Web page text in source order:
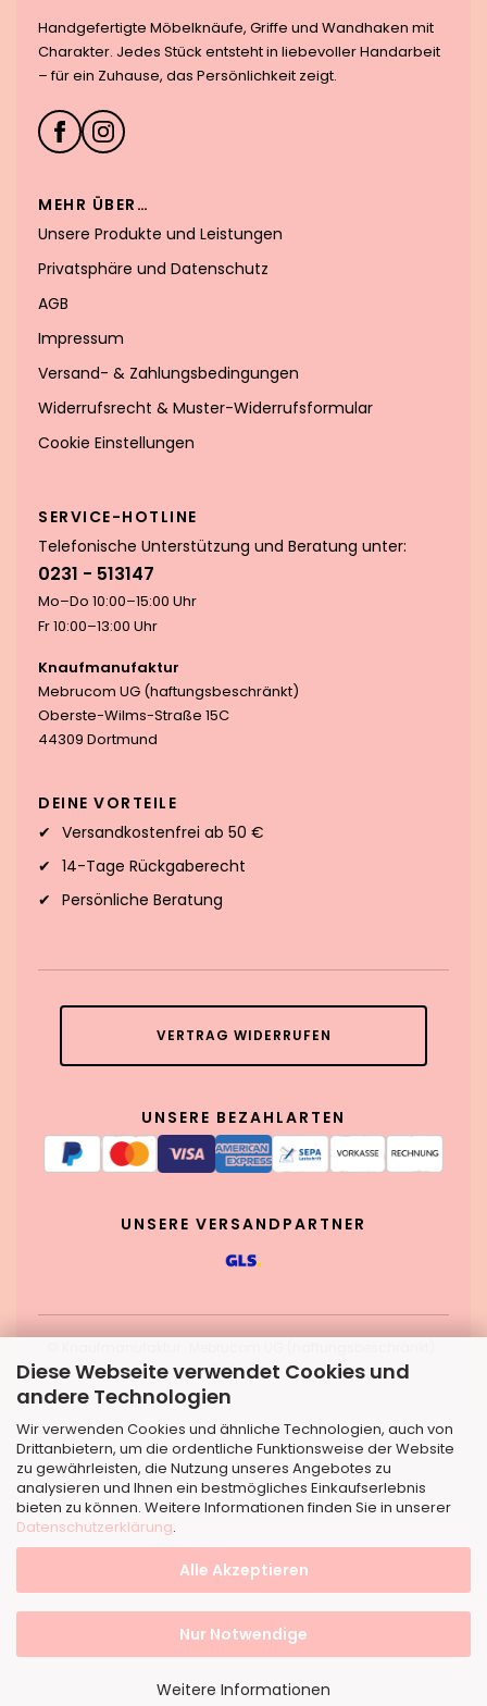
Diese Webseite verwendet Cookies und
andere Technologien
Wir verwenden Cookies und ähnliche Technologien, auch von
Drittanbietern, um die ordentliche Funktionsweise der Website
zu gewährleisten, die Nutzung unseres Angebotes zu
analysieren und Ihnen ein bestmögliches Einkaufserlebnis
bieten zu können. Weitere Informationen finden Sie in unserer
Datenschutzerklärung.
Alle Akzeptieren
Nur Notwendige
Weitere Informationen
Handgefertigte Möbelknäufe, Griffe und Wandhaken mit
Charakter. Jedes Stück entsteht in liebevoller Handarbeit
– für ein Zuhause, das Persönlichkeit zeigt.
MEHR ÜBER…
Unsere Produkte und Leistungen
Privatsphäre und Datenschutz
AGB
Impressum
Versand- & Zahlungsbedingungen
Widerrufsrecht & Muster-Widerrufsformular
Cookie Einstellungen
SERVICE-HOTLINE
Telefonische Unterstützung und Beratung unter:
0231 - 513147
Mo–Do 10:00–15:00 Uhr
Fr 10:00–13:00 Uhr
Knaufmanufaktur
Mebrucom UG (haftungsbeschränkt)
Oberste-Wilms-Straße 15C
44309 Dortmund
DEINE VORTEILE
Versandkostenfrei ab 50 €
14-Tage Rückgaberecht
Persönliche Beratung
VERTRAG WIDERRUFEN
UNSERE BEZAHLARTEN
UNSERE VERSANDPARTNER
Dortmund